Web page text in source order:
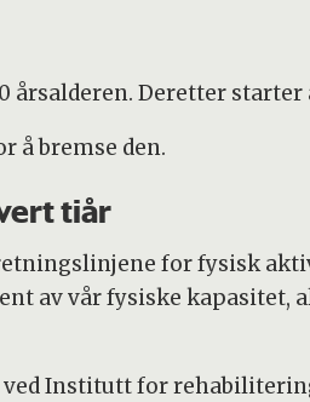
årsalderen. Deretter
å bremse den.
tiår
for fysisk
av vår fysiske
Institutt for